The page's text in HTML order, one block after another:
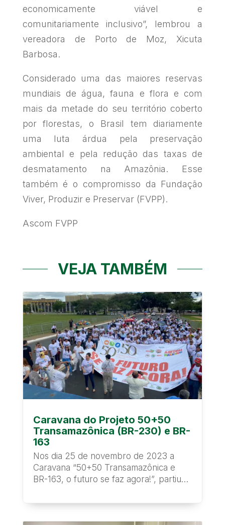
economicamente viável e
comunitariamente inclusivo”, lembrou a
vereadora de Porto de Moz, Xicuta
Barbosa.
Considerado uma das maiores reservas
mundiais de água, fauna e flora e com
mais da metade do seu território coberto
por florestas, o Brasil tem diariamente
uma luta árdua pela preservação
ambiental e pela redução das taxas de
desmatamento na Amazônia. Esse
também é o compromisso da Fundação
Viver, Produzir e Preservar (FVPP).
Ascom FVPP
VEJA TAMBÉM
Caravana do Projeto 50+50
Transamazônica (BR-230) e BR-
163
Nos dia 25 de novembro de 2023 a
Caravana “50+50 Transamazônica e
BR-163, o futuro se faz agora!”, partiu